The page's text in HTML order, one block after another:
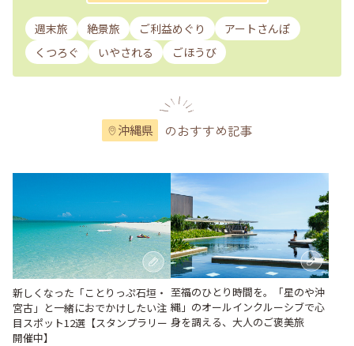
週末旅 絶景旅 ご利益めぐり
アートさんぽ
くつろぐ
いやされる ごほうび
沖縄県 のおすすめ記事
新しくなった「ことりっぷ石垣・
宮古」と一緒におでかけしたい注
目スポット12選【スタンプラリー
開催中】
至福のひとり時間を。「星のや沖
縄」のオールインクルーシブで心
身を調える、大人のご褒美旅